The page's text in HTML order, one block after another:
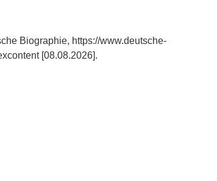
Biographie, https://www.deutsche-
[08.08.2026].